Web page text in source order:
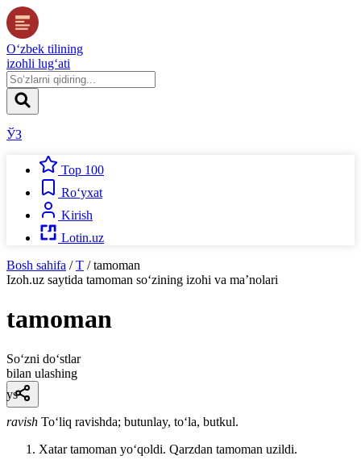
O‘zbek tilining
izohli lug‘ati
ЎЗ
Top 100
Ro‘yxat
Kirish
Lotin.uz
Bosh sahifa / T / tamoman
Izoh.uz saytida tamoman so‘zining izohi va ma’nolari
tamoman
So‘zni do‘stlar
bilan ulashing
ys
ravish Toʻliq ravishda; butunlay, toʻla, butkul.
Xatar tamoman yoʻqoldi. Qarzdan tamoman uzildi.